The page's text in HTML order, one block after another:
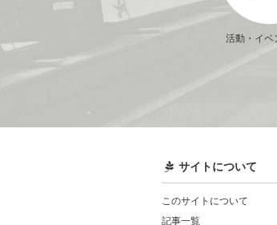
活動・イベ
サイトについて
このサイトについて
記事一覧